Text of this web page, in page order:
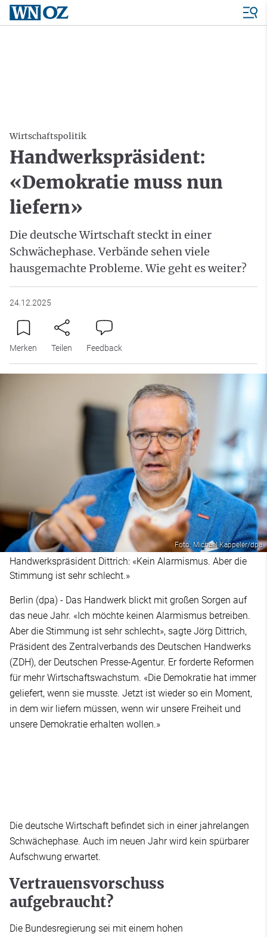
Wirtschaftspolitik
Handwerkspräsident:
«Demokratie muss nun
liefern»
Die deutsche Wirtschaft steckt in einer
Schwächephase. Verbände sehen viele
hausgemachte Probleme. Wie geht es weiter?
24.12.2025
Merken Teilen Feedback
Foto: Michael Kappeler/dpa
Handwerkspräsident Dittrich: «Kein Alarmismus. Aber die
Stimmung ist sehr schlecht.»
Berlin (dpa) - Das Handwerk blickt mit großen Sorgen auf
das neue Jahr. «Ich möchte keinen Alarmismus betreiben.
Aber die Stimmung ist sehr schlecht», sagte Jörg Dittrich,
Präsident des Zentralverbands des Deutschen Handwerks
(ZDH), der Deutschen Presse-Agentur. Er forderte Reformen
für mehr Wirtschaftswachstum. «Die Demokratie hat immer
geliefert, wenn sie musste. Jetzt ist wieder so ein Moment,
in dem wir liefern müssen, wenn wir unsere Freiheit und
unsere Demokratie erhalten wollen.»
Die deutsche Wirtschaft befindet sich in einer jahrelangen
Schwächephase. Auch im neuen Jahr wird kein spürbarer
Aufschwung erwartet.
Vertrauensvorschuss
aufgebraucht?
Die Bundesregierung sei mit einem hohen